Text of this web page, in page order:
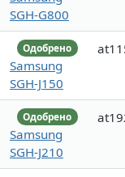
SGH-G800
Одобрено
Samsung
SGH-J150
Одобрено
Samsung
SGH-J210